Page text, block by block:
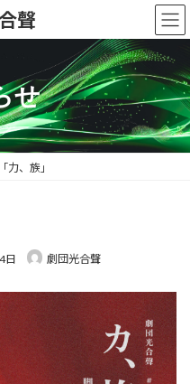
聲
せ
力、族」
日 劇団光合聲